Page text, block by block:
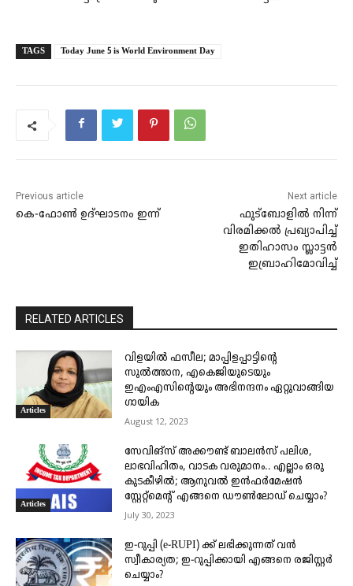
TAGS Today June 5 is World Environment Day
Previous article
കെ-ഫോൺ ഉദ്ഘാടനം ഇന്ന്
Next article
ഫുട്ബോളിൽ നിന്ന്
വിരമിക്കൽ പ്രഖ്യാപിച്ച്
ഇതിഹാസം സ്ലാട്ടൻ
ഇബ്രാഹിമോവിച്ച്
RELATED ARTICLES
Articles
വിളയിൽ ഫസീല; മാപ്പിളപ്പാട്ടിന്റെ
സുൽത്താന, എകെജിയുടെയും
ഇഎംഎസിന്റെയും അഭിനന്ദനം ഏറ്റുവാങ്ങിയ
ഗായിക
August 12, 2023
Articles
സേവിങ്സ് അക്കൗണ്ട് ബാലൻസ് പലിശ,
ലാഭവിഹിതം, വാടക വരുമാനം.. എല്ലാം ഒരു
കുടകീഴിൽ; ആനുവൽ ഇൻഫർമേഷൻ
സ്റ്റേറ്റ്മെന്റ് എങ്ങനെ ഡൗൺലോഡ് ചെയ്യാം?
July 30, 2023
ഇ-റുപ്പി (e-RUPI) ക്ക് ലഭിക്കുന്നത് വൻ
സ്വീകാര്യത; ഇ-റുപ്പിക്കായി എങ്ങനെ രജിസ്റ്റർ
ചെയ്യാം?